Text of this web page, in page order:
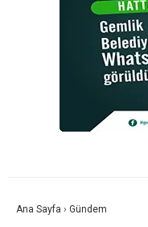
Ana Sayfa › Gündem